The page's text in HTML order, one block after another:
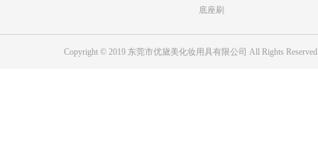
底座刷
Copyright © 2019 东莞市优黛美化妆用具有限公司 All Rights